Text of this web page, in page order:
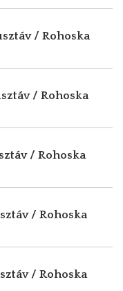
/ Rohoska
/ Rohoska
/ Rohoska
/ Rohoska
/ Rohoska